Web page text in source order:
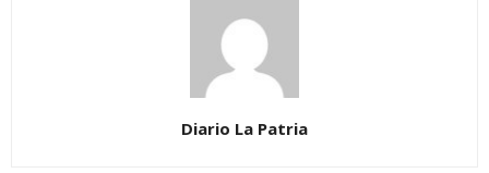
Diario La Patria